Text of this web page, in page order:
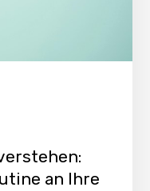
an Ihre